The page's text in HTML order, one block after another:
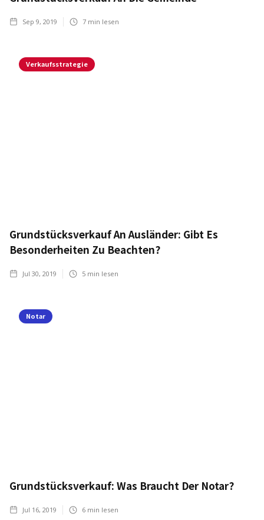
Sep 9, 2019 7 min lesen
Verkaufsstrategie
Grundstücksverkauf An Ausländer: Gibt Es
Besonderheiten Zu Beachten?
Jul 30, 2019 5 min lesen
Notar
Grundstücksverkauf: Was Braucht Der Notar?
Jul 16, 2019 6 min lesen